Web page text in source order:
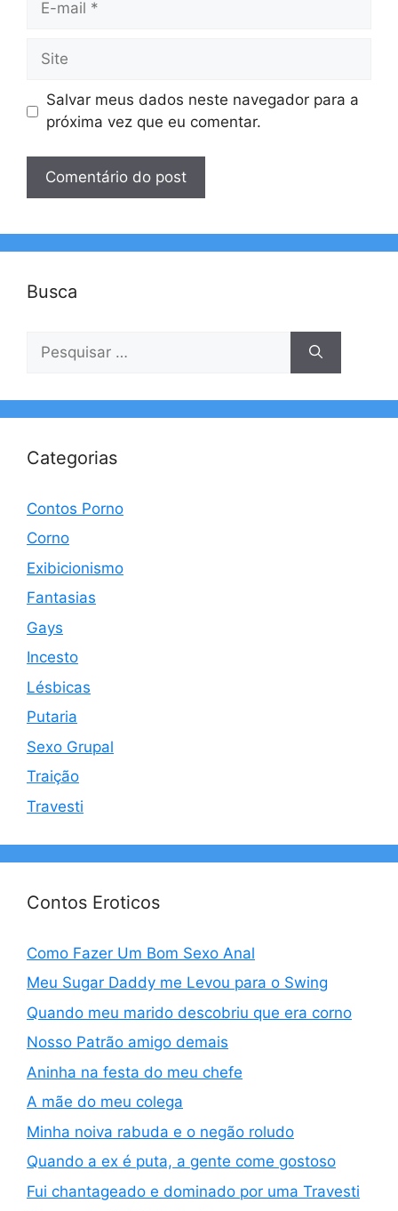
Site
Salvar meus dados neste navegador para a
próxima vez que eu comentar.
Busca
por:
Categorias
Contos Porno
Corno
Exibicionismo
Fantasias
Gays
Incesto
Lésbicas
Putaria
Sexo Grupal
Traição
Travesti
Contos Eroticos
Como Fazer Um Bom Sexo Anal
Meu Sugar Daddy me Levou para o Swing
Quando meu marido descobriu que era corno
Nosso Patrão amigo demais
Aninha na festa do meu chefe
A mãe do meu colega
Minha noiva rabuda e o negão roludo
Quando a ex é puta, a gente come gostoso
Fui chantageado e dominado por uma Travesti